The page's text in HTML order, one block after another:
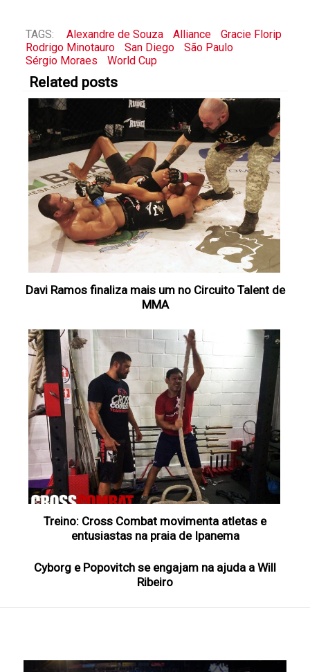
TAGS: Alexandre de Souza Alliance
Gracie Florip
Rodrigo Minotauro
San Diego
São Paulo
Sérgio Moraes
World Cup
Related posts
Davi Ramos finaliza mais um no Circuito Talent de
MMA
Treino: Cross Combat movimenta atletas e
entusiastas na praia de Ipanema
Cyborg e Popovitch se engajam na ajuda a Will
Ribeiro